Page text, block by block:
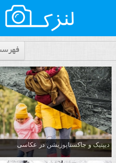
دیپتیک و جاکستا‌پوزیشن در عکاسی